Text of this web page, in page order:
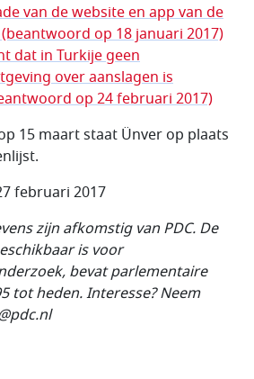
van de website en app van de
op 18 januari 2017)
dat in Turkije geen
over aanslagen is
op 24 februari 2017)
15 maart staat Ünver op plaats
februari 2017
zijn afkomstig van PDC. De
is voor
bevat parlementaire
tot heden. Interesse? Neem